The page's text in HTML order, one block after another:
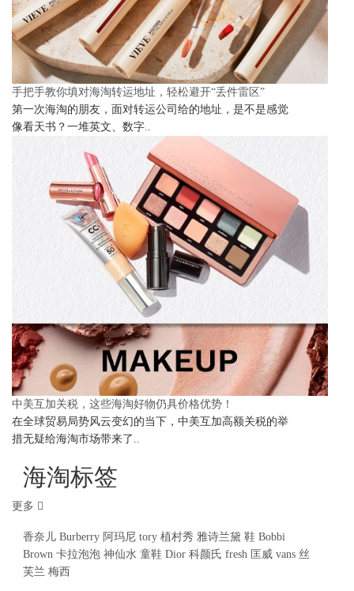
手把手教你填对海淘转运地址，轻松避开“丢件雷区”
第一次海淘的朋友，面对转运公司给的地址，是不是感觉
像看天书？一堆英文、数字..
中美互加关税，这些海淘好物仍具价格优势！
在全球贸易局势风云变幻的当下，中美互加高额关税的举
措无疑给海淘市场带来了..
海淘标签
更多
香奈儿 Burberry 阿玛尼 tory 植村秀 雅诗兰黛 鞋 Bobbi
Brown 卡拉泡泡 神仙水 童鞋 Dior 科颜氏 fresh 匡威 vans 丝
芙兰 梅西